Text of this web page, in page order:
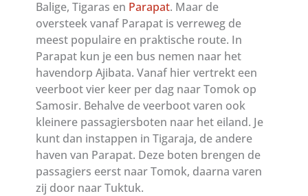
Balige, Tigaras en Parapat. Maar de
oversteek vanaf Parapat is verreweg de
meest populaire en praktische route. In
Parapat kun je een bus nemen naar het
havendorp Ajibata. Vanaf hier vertrekt een
veerboot vier keer per dag naar Tomok op
Samosir. Behalve de veerboot varen ook
kleinere passagiersboten naar het eiland. Je
kunt dan instappen in Tigaraja, de andere
haven van Parapat. Deze boten brengen de
passagiers eerst naar Tomok, daarna varen
zij door naar Tuktuk.